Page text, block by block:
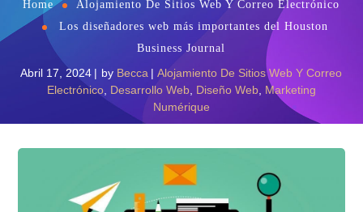
Home
Alojamiento De Sitios Web Y Correo Electrónico
Los diseñadores web más importantes del Houston
Business Journal
Abril 17, 2024 by Becca
Alojamiento De Sitios Web Y Correo
Electrónico, Desarrollo Web, Diseño Web, Marketing
Numérique